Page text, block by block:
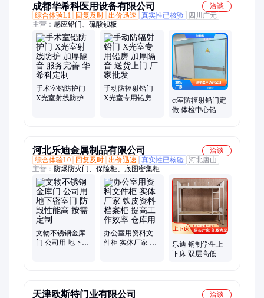
成都华希科医用设备有限公司
洽谈
综合体验L1
回复及时 出价迅速 真实性已核验
四川广元
主营： 感应铅门、硫酸钡板
手术室铅防护门
X光室射线防护
手动防辐射铅门
X光室专用铅房
ct室防辐射铅门定
做 体检中心铅板
河北乐迪金属制品有限公司
洽谈
综合体验L0
回复及时 出价迅速 真实性已核验 河北唐山
主营： 防爆防火门、保险柜、底图密集柜
文物不锈钢金库
门 公司用 地下密
办公室用资料文
件柜 实体厂家 铁
乐迪 钢制学生上
下床 双层高低床
天津欧斯特门业有限公司
洽谈